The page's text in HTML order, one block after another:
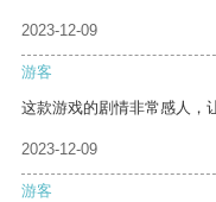
2023-12-09
游客
这款游戏的剧情非常感人，
2023-12-09
游客